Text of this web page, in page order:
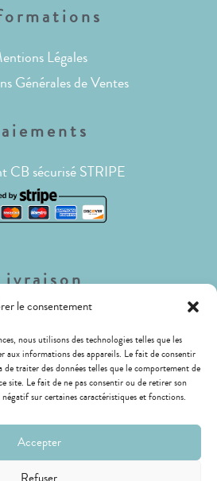
le consentement
nous utilisons des technologies telles que les
aux informations des appareils. Le fait de consentir
de traiter des données telles que le comportement de
site. Le fait de ne pas consentir ou de retirer son
sur certaines caractéristiques et fonctions.
Accepter
Légales
Générales de Ventes
CB sécurisé STRIPE
Relay (Relais ou Locker)
GRATUITE !